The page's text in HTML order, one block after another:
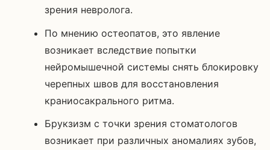
зрения невролога.
По мнению остеопатов, это явление
возникает вследствие попытки
нейромышечной системы снять блокировку
черепных швов для восстановления
краниосакрального ритма.
Брукзизм с точки зрения стоматологов
возникает при различных аномалиях зубов,